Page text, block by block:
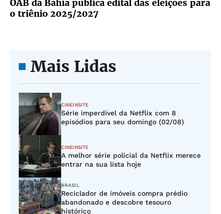
OAB da Bahia publica edital das eleições para
o triênio 2025/2027
Mais Lidas
CINEINSITE
Série imperdível da Netflix com 8
episódios para seu domingo (02/08)
CINEINSITE
A melhor série policial da Netflix merece
entrar na sua lista hoje
BRASIL
Reciclador de imóveis compra prédio
abandonado e descobre tesouro
histórico